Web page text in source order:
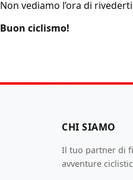
Non vediamo l’ora di
Buon ciclismo!
CHI SIAMO
Il tuo partner di
avventure